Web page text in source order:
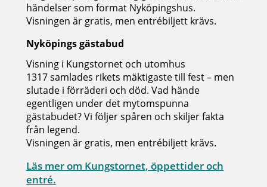
händelser som format Nyköpingshus.
Visningen är gratis, men entrébiljett krävs.
Nyköpings gästabud
Visning i Kungstornet och utomhus
1317 samlades rikets mäktigaste till fest – men
slutade i förräderi och död. Vad hände
egentligen under det mytomspunna
gästabudet? Vi följer spåren och skiljer fakta
från legend.
Visningen är gratis, men entrébiljett krävs.
Läs mer om Kungstornet, öppettider och
entré.